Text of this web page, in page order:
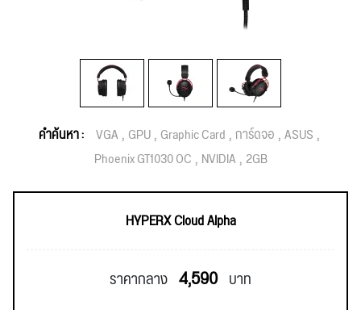
คำค้นหา : VGA GPU Graphic Card การ์ดจอ ASUS
Phoenix GT1030 OC NVIDIA 2GB
HYPERX Cloud Alpha
ราคากลาง 4,590 บาท